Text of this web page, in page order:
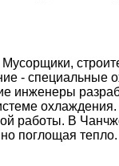
- специальные
инженеры
работы. В
поглощая